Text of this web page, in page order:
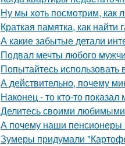
Ну мы хоть посмотрим, как
Краткая памятка, как
А какие забытые детали
Подвал мечты любого
Попытайтесь использовать
А действительно, почему
Наконец - то кто-то
Делитесь своими
А почему наши пенсионеры
Зумеры придумали